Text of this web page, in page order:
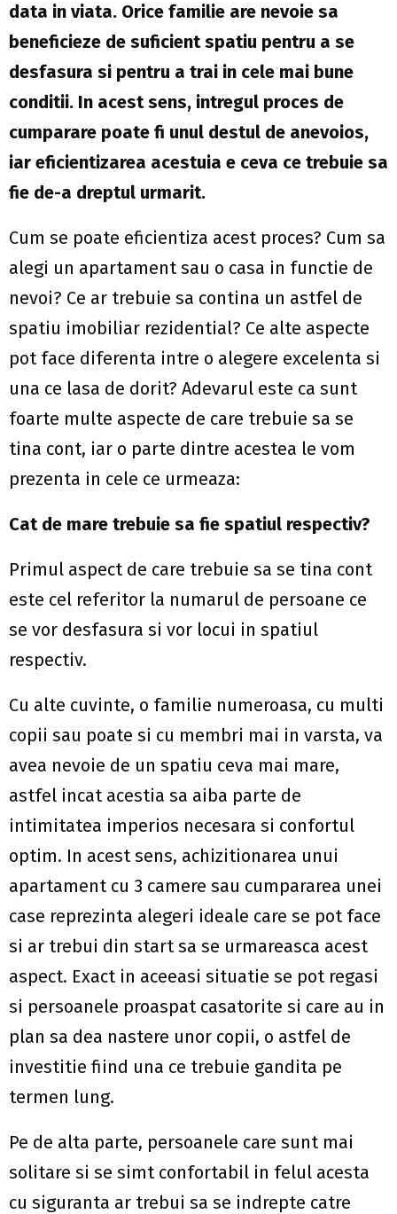
data in viata. Orice familie are nevoie sa
beneficieze de suficient spatiu pentru a se
desfasura si pentru a trai in cele mai bune
conditii. In acest sens, intregul proces de
cumparare poate fi unul destul de anevoios,
iar eficientizarea acestuia e ceva ce trebuie sa
fie de-a dreptul urmarit.
Cum se poate eficientiza acest proces? Cum sa
alegi un apartament sau o casa in functie de
nevoi? Ce ar trebuie sa contina un astfel de
spatiu imobiliar rezidential? Ce alte aspecte
pot face diferenta intre o alegere excelenta si
una ce lasa de dorit? Adevarul este ca sunt
foarte multe aspecte de care trebuie sa se
tina cont, iar o parte dintre acestea le vom
prezenta in cele ce urmeaza:
Cat de mare trebuie sa fie spatiul respectiv?
Primul aspect de care trebuie sa se tina cont
este cel referitor la numarul de persoane ce
se vor desfasura si vor locui in spatiul
respectiv.
Cu alte cuvinte, o familie numeroasa, cu multi
copii sau poate si cu membri mai in varsta, va
avea nevoie de un spatiu ceva mai mare,
astfel incat acestia sa aiba parte de
intimitatea imperios necesara si confortul
optim. In acest sens, achizitionarea unui
apartament cu 3 camere sau cumpararea unei
case reprezinta alegeri ideale care se pot face
si ar trebui din start sa se urmareasca acest
aspect. Exact in aceeasi situatie se pot regasi
si persoanele proaspat casatorite si care au in
plan sa dea nastere unor copii, o astfel de
investitie fiind una ce trebuie gandita pe
termen lung.
Pe de alta parte, persoanele care sunt mai
solitare si se simt confortabil in felul acesta
cu siguranta ar trebui sa se indrepte catre